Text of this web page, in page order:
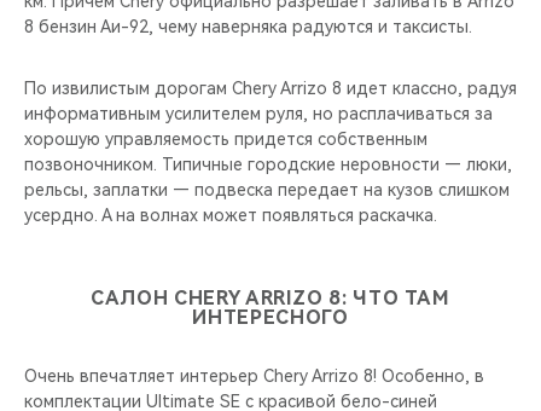
8 бензин Аи-92, чему наверняка радуются и таксисты.
По извилистым дорогам Chery Arrizo 8 идет классно, радуя
информативным усилителем руля, но расплачиваться за
хорошую управляемость придется собственным
позвоночником. Типичные городские неровности — люки,
рельсы, заплатки — подвеска передает на кузов слишком
усердно. А на волнах может появляться раскачка.
САЛОН CHERY ARRIZO 8: ЧТО ТАМ
ИНТЕРЕСНОГО
Очень впечатляет интерьер Chery Arrizo 8! Особенно, в
комплектации Ultimate SE с красивой бело-синей